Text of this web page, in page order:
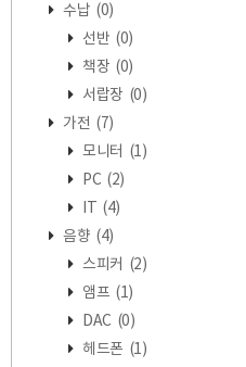
수납 (0)
선반 (0)
책장 (0)
서랍장 (0)
가전 (7)
모니터 (1)
PC (2)
IT (4)
음향 (4)
스피커 (2)
앰프 (1)
DAC (0)
헤드폰 (1)